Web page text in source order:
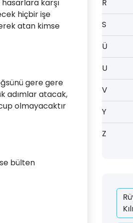
hasarlara karşı
hiçbir işe
atan kimse
gere gere
adımlar atacak,
olmayacaktır
bülten
R
S
Ü
U
V
Y
Z